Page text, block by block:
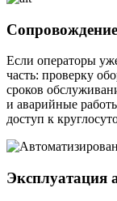
Если операторы
часть: проверку
сроков
и аварийные
доступ к
Эксплуатация